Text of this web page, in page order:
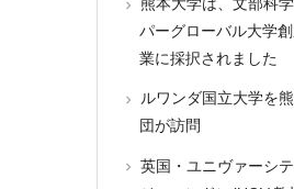
熊本大学は、文部科
パーグローバル大学
業に採択されました
ルワンダ国立大学を
団が訪問
英国・ユニヴァーシ